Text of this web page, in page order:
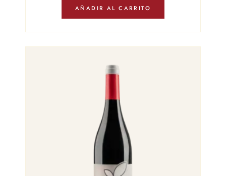
AÑADIR AL CARRITO